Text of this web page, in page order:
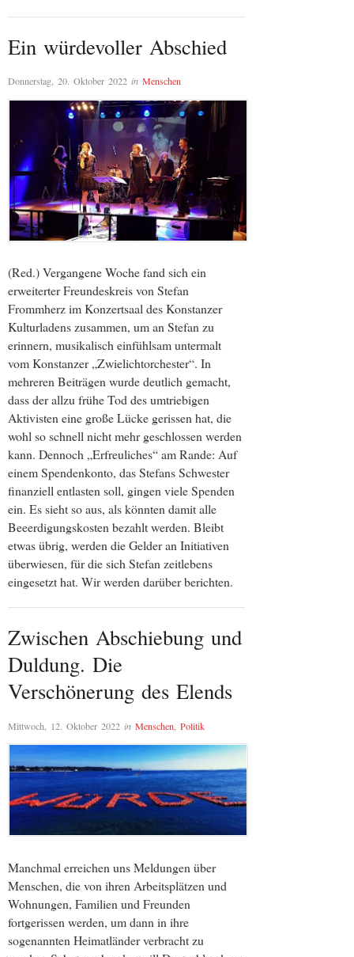
Ein würdevoller Abschied
Donnerstag, 20. Oktober 2022 in Menschen
(Red.) Vergangene Woche fand sich ein
erweiterter Freundeskreis von Stefan
Frommherz im Konzertsaal des Konstanzer
Kulturladens zusammen, um an Stefan zu
erinnern, musikalisch einfühlsam untermalt
vom Konstanzer „Zwielichtorchester“. In
mehreren Beiträgen wurde deutlich gemacht,
dass der allzu frühe Tod des umtriebigen
Aktivisten eine große Lücke gerissen hat, die
wohl so schnell nicht mehr geschlossen werden
kann. Dennoch „Erfreuliches“ am Rande: Auf
einem Spendenkonto, das Stefans Schwester
finanziell entlasten soll, gingen viele Spenden
ein. Es sieht so aus, als könnten damit alle
Beeerdigungskosten bezahlt werden. Bleibt
etwas übrig, werden die Gelder an Initiativen
überwiesen, für die sich Stefan zeitlebens
eingesetzt hat. Wir werden darüber berichten.
Zwischen Abschiebung und
Duldung. Die
Verschönerung des Elends
Mittwoch, 12. Oktober 2022 in Menschen Politik
Manchmal erreichen uns Meldungen über
Menschen, die von ihren Arbeitsplätzen und
Wohnungen, Familien und Freunden
fortgerissen werden, um dann in ihre
sogenannten Heimatländer verbracht zu